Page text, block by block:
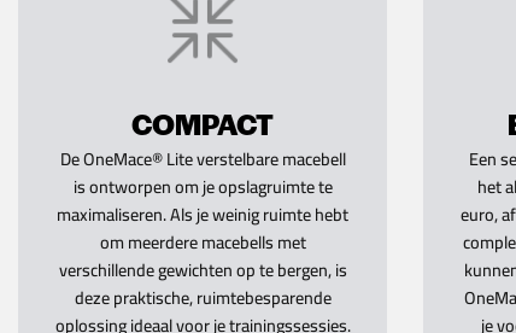
COMPACT
De OneMace® Lite verstelbare macebell
is ontworpen om je opslagruimte te
maximaliseren. Als je weinig ruimte hebt
om meerdere macebells met
verschillende gewichten op te bergen, is
deze praktische, ruimtebesparende
oplossing ideaal voor je trainingssessies.
Een
het
euro,
je